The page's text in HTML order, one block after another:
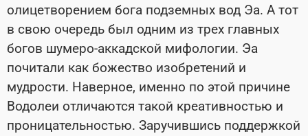
олицетворением бога подземных вод Эа. А тот
в свою очередь был одним из трех главных
богов шумеро-аккадской мифологии. Эа
почитали как божество изобретений и
мудрости. Наверное, именно по этой причине
Водолеи отличаются такой креативностью и
проницательностью. Заручившись поддержкой